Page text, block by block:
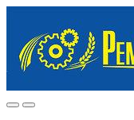
navigation
content